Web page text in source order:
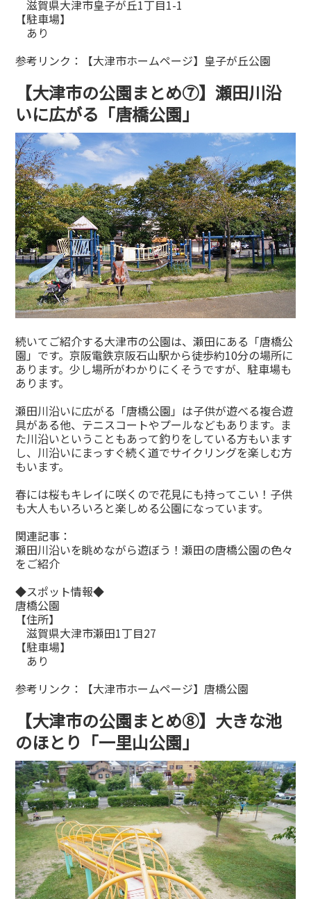
滋賀県大津市皇子が丘1丁目1-1
【駐車場】
あり
参考リンク：
【大津市ホームページ】皇子が丘公園
【大津市の公園まとめ⑦】瀬田川沿
いに広がる「唐橋公園」
続いてご紹介する大津市の公園は、瀬田にある「唐橋公
園」です。京阪電鉄京阪石山駅から徒歩約10分の場所に
あります。少し場所がわかりにくそうですが、駐車場も
あります。
瀬田川沿いに広がる「唐橋公園」は子供が遊べる複合遊
具がある他、テニスコートやプールなどもあります。ま
た川沿いということもあって釣りをしている方もいます
し、川沿いにまっすぐ続く道でサイクリングを楽しむ方
もいます。
春には桜もキレイに咲くので花見にも持ってこい！子供
も大人もいろいろと楽しめる公園になっています。
関連記事：
瀬田川沿いを眺めながら遊ぼう！瀬田の唐橋公園の色々
をご紹介
◆スポット情報◆
唐橋公園
【住所】
滋賀県大津市瀬田1丁目27
【駐車場】
あり
参考リンク：
【大津市ホームページ】唐橋公園
【大津市の公園まとめ⑧】大きな池
のほとり「一里山公園」